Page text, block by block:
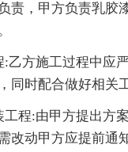
责，甲方负责乳胶
:乙方施工过程中应
同时配合做好相关
工程:由甲方提出方
改动甲方应提前通